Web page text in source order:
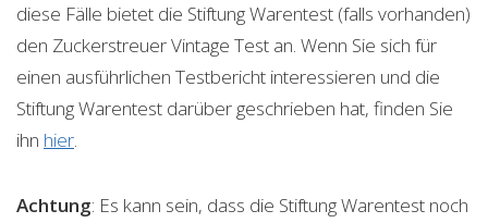
diese Fälle bietet die Stiftung Warentest (falls vorhanden)
den Zuckerstreuer Vintage Test an. Wenn Sie sich für
einen ausführlichen Testbericht interessieren und die
Stiftung Warentest darüber geschrieben hat, finden Sie
ihn hier.
Achtung: Es kann sein, dass die Stiftung Warentest noch